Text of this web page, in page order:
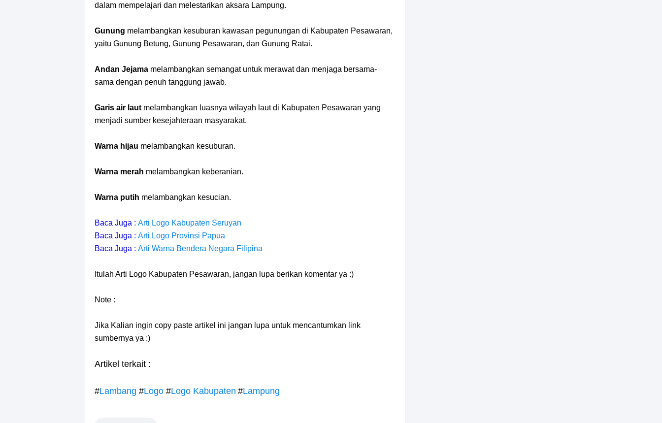
dalam mempelajari dan melestarikan aksara Lampung.
Gunung melambangkan kesuburan kawasan pegunungan di Kabupaten Pesawaran,
yaitu Gunung Betung, Gunung Pesawaran, dan Gunung Ratai.
Andan Jejama melambangkan semangat untuk merawat dan menjaga bersama-
sama dengan penuh tanggung jawab.
Garis air laut melambangkan luasnya wilayah laut di Kabupaten Pesawaran yang
menjadi sumber kesejahteraan masyarakat.
Warna hijau melambangkan kesuburan.
Warna merah melambangkan keberanian.
Warna putih melambangkan kesucian.
Baca Juga : Arti Logo Kabupaten Seruyan
Baca Juga : Arti Logo Provinsi Papua
Baca Juga : Arti Warna Bendera Negara Filipina
Itulah Arti Logo Kabupaten Pesawaran, jangan lupa berikan komentar ya :)
Note :
Jika Kalian ingin copy paste artikel ini jangan lupa untuk mencantumkan link
sumbernya ya :)
Artikel terkait :
#Lambang #Logo #Logo Kabupaten #Lampung